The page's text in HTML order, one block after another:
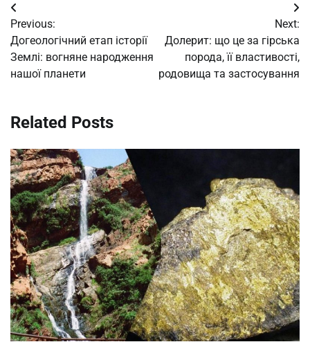
Post
navigation
Previous:
Догеологічний етап історії
Землі: вогняне народження
нашої планети
Next:
Долерит: що це за гірська
порода, її властивості,
родовища та застосування
Related Posts